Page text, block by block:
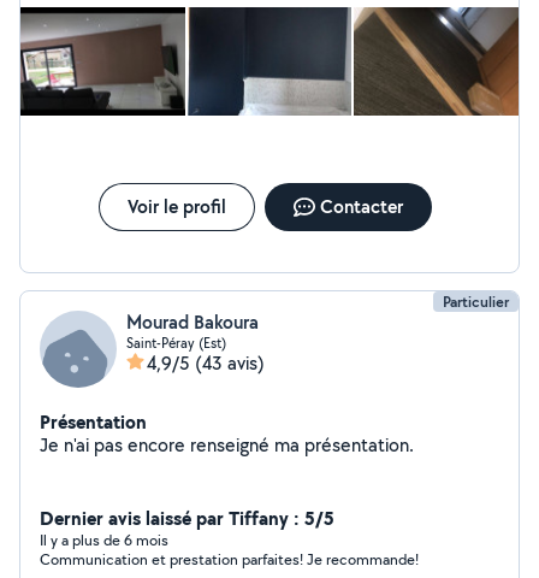
Voir le profil Contacter
Particulier
Mourad Bakoura
Saint-Péray (Est)
4,9/5 (43 avis)
Présentation
Je n'ai pas encore renseigné ma présentation.
Dernier avis laissé par Tiffany : 5/5
Il y a plus de 6 mois
Communication et prestation parfaites! Je recommande!